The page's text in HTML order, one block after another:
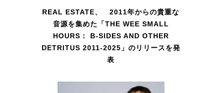
REAL ESTATE、 2011年からの貴重な
音源を集めた「THE WEE SMALL
HOURS： B-SIDES AND OTHER
DETRITUS 2011-2025」のリリースを発
表